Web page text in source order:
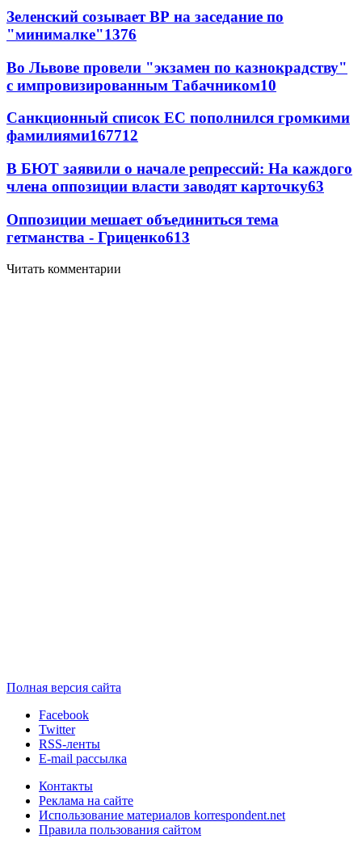
Зеленский созывает ВР на заседание по
"минималке"1376
Во Львове провели "экзамен по казнокрадству"
с импровизированным Табачником10
Санкционный список ЕС пополнился громкими
фамилиями167712
В БЮТ заявили о начале репрессий: На каждого
члена оппозиции власти заводят карточку63
Оппозиции мешает объединиться тема
гетманства - Гриценко613
Читать комментарии
Полная версия сайта
Facebook
Twitter
RSS-ленты
E-mail рассылка
Контакты
Реклама на сайте
Использование материалов korrespondent.net
Правила пользования сайтом